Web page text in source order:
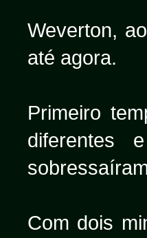
Weverton,
até agora.
Primeiro
diferentes
Com dois